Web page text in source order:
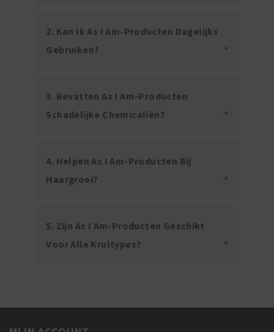
2. Kan Ik As I Am-Producten Dagelijks
Gebruiken?
3. Bevatten As I Am-Producten
Schadelijke Chemicaliën?
4. Helpen As I Am-Producten Bij
Haargroei?
5. Zijn As I Am-Producten Geschikt
Voor Alle Krultypes?